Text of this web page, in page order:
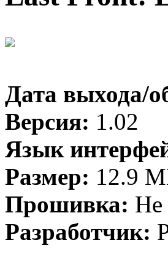
Дата выхода/
Версия: 1.02
Язык
Размер: 12.9
Прошивка: Не
Разработчик: